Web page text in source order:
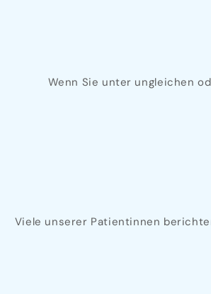
Wenn Sie unter ungleichen
Viele unserer Patientinnen